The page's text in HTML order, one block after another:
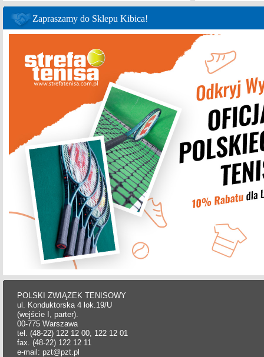
Zapraszamy do Sklepu Kibica!
POLSKI ZWIĄZEK TENISOWY
ul. Konduktorska 4 lok.19/U
(wejście I, parter).
00-775 Warszawa
tel. (48-22) 122 12 00, 122 12 01
fax. (48-22) 122 12 11
e-mail: pzt@pzt.pl